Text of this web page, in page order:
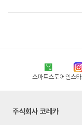
스마트스토어인스
주식회사 코레카